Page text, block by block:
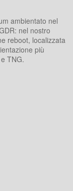
ambientato nel
nel nostro
reboot, localizzata
più
TNG.